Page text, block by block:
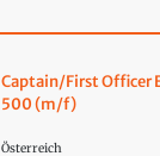
Captain/First Officer
500 (m/f)
Österreich